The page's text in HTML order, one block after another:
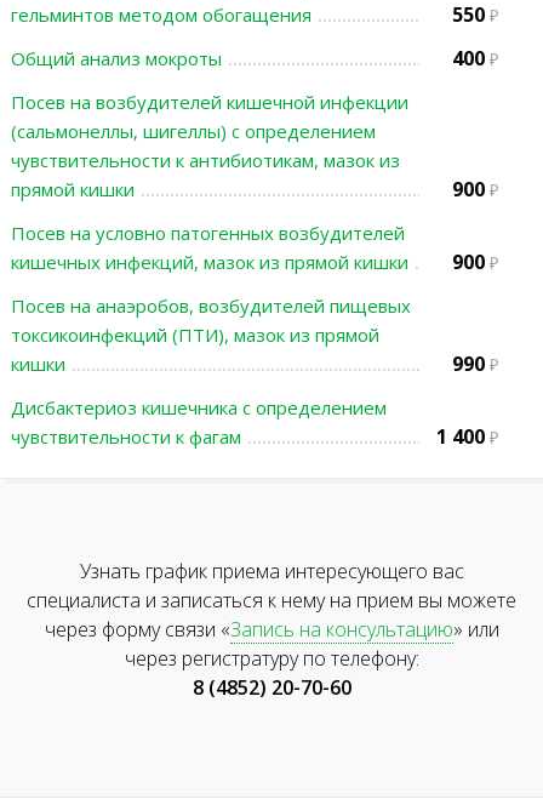
гельминтов методом обогащения
550
Общий анализ мокроты 400
Посев на возбудителей кишечной инфекции
(сальмонеллы, шигеллы) с определением
чувствительности к антибиотикам, мазок из
прямой кишки
900
Посев на условно патогенных возбудителей
кишечных инфекций, мазок из прямой кишки
900
Посев на анаэробов, возбудителей пищевых
токсикоинфекций (ПТИ), мазок из прямой
кишки
990
Дисбактериоз кишечника с определением
чувствительности к фагам
1 400
Узнать график приема интересующего вас
специалиста и записаться к нему на прием вы можете
через форму связи «Запись на консультацию» или
через регистратуру по телефону:
8 (4852) 20-70-60